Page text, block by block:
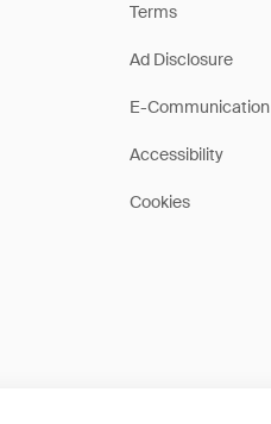
Terms
Ad Disclosure
E-Communication
Accessibility
Cookies